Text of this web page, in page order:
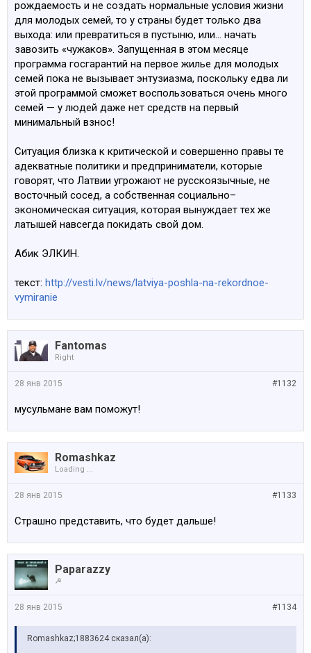
рождаемость и не создать нормальные условия жизни
для молодых семей, то у страны будет только два
выхода: или превратиться в пустыню, или… начать
завозить «чужаков». Запущенная в этом месяце
программа госгарантий на первое жилье для молодых
семей пока не вызывает энтузиазма, поскольку едва ли
этой программой сможет воспользоваться очень много
семей — у людей даже нет средств на первый
минимальный взнос!
Ситуация близка к критической и совершенно правы те
адекватные политики и предприниматели, которые
говорят, что Латвии угрожают не русскоязычные, не
восточный сосед, а собственная социально–
экономическая ситуация, которая вынуждает тех же
латышей навсегда покидать свой дом.
Абик ЭЛКИН.
текст: http://vesti.lv/news/latviya-poshla-na-rekordnoe-
vymiranie
Fantomas
Right
#1132
28 янв 2015
мусульмане вам поможут!
Romashkaz
Loading ...
#1133
28 янв 2015
Страшно представить, что будет дальше!
Paparazzy
☭
#1134
28 янв 2015
Romashkaz;1883624 сказал(а):